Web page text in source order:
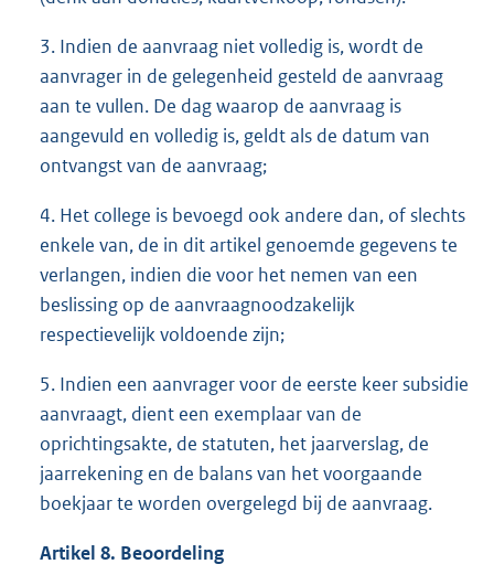
3. Indien de aanvraag niet volledig is, wordt de
aanvrager in de gelegenheid gesteld de aanvraag
aan te vullen. De dag waarop de aanvraag is
aangevuld en volledig is, geldt als de datum van
ontvangst van de aanvraag;
4. Het college is bevoegd ook andere dan, of slechts
enkele van, de in dit artikel genoemde gegevens te
verlangen, indien die voor het nemen van een
beslissing op de aanvraagnoodzakelijk
respectievelijk voldoende zijn;
5. Indien een aanvrager voor de eerste keer subsidie
aanvraagt, dient een exemplaar van de
oprichtingsakte, de statuten, het jaarverslag, de
jaarrekening en de balans van het voorgaande
boekjaar te worden overgelegd bij de aanvraag.
Artikel 8. Beoordeling